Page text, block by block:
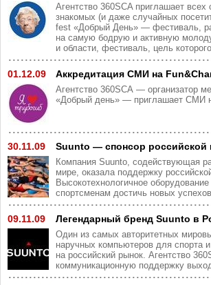
Агентство 360SCA приглашает всех
знакомых (и даже случайных
fest «Добрый День» — фестиваль,
на самую бодрую и активную
и области, фестиваль, цель
01.12.09 Аккредитация СМИ на
Агентство 360SCA — организатор
«Добрый день» — приглашает СМИ
30.11.09 Suunto — спонсор российской
Компания Suunto, содействующая
мире, оказала поддержку
Высокотехнологичное
спортсменам достичь новых
09.11.09 Легендарный бренд Suunto в
Один из самых авторитетных
наручных компьютеров для спорта
на российский рынок. Агентство
коммуникационную поддержку